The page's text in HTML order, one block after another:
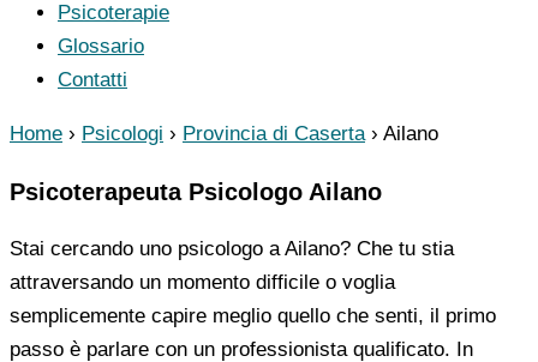
Psicoterapie
Glossario
Contatti
Home › Psicologi › Provincia di Caserta › Ailano
Psicoterapeuta Psicologo Ailano
Stai cercando uno psicologo a Ailano? Che tu stia
attraversando un momento difficile o voglia
semplicemente capire meglio quello che senti, il primo
passo è parlare con un professionista qualificato. In